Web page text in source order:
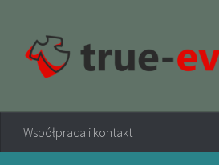
Współpraca i kontakt